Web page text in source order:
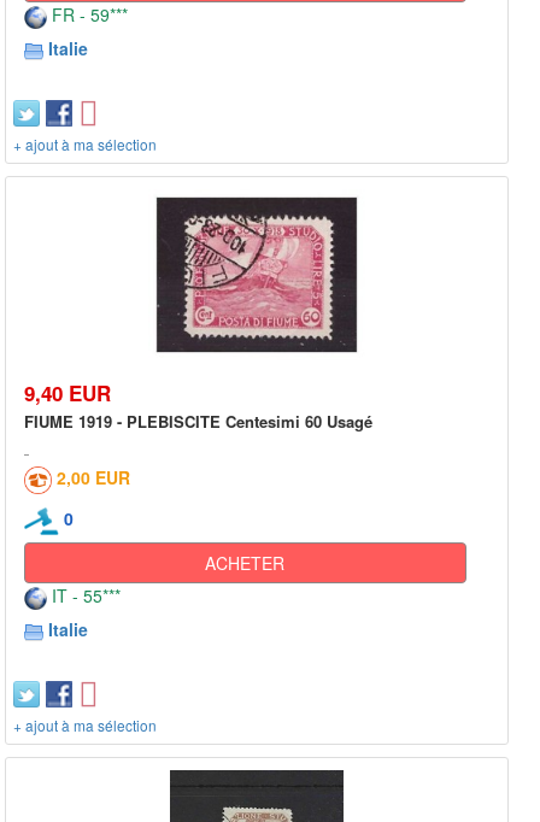
FR - 59***
Italie
+ ajout à ma sélection
9,40 EUR
FIUME 1919 - PLEBISCITE Centesimi 60 Usagé
2,00 EUR
0
ACHETER
IT - 55***
Italie
+ ajout à ma sélection